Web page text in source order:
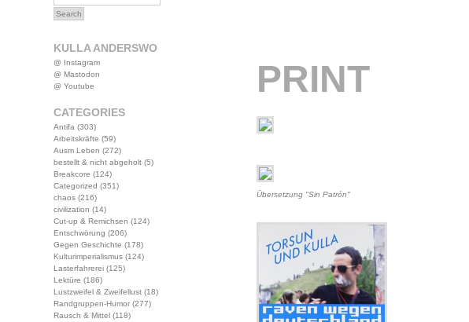
KULLA ANDERSWO
@ Instagram
@ Mastodon
@ Youtube
CATEGORIES
Antifa (303)
Arbeitskräfte (59)
Ausm Leben (272)
bestellt & nicht abgeholt(5)
Breakcore (124)
Categorized (351)
chaos(216)
civilization (14)
Cut-up & Remichsen (124)
Entschwörung (206)
Gegen Geschichte (178)
Kulturimperialismus(124)
Lasterfahrerei(125)
Lektüre (186)
Lustzweifel & Zweifellust(18)
Randgruppen-Humor(277)
Rausch & Mittel(118)
PRINT
Übersetzung "Sin Patrón"